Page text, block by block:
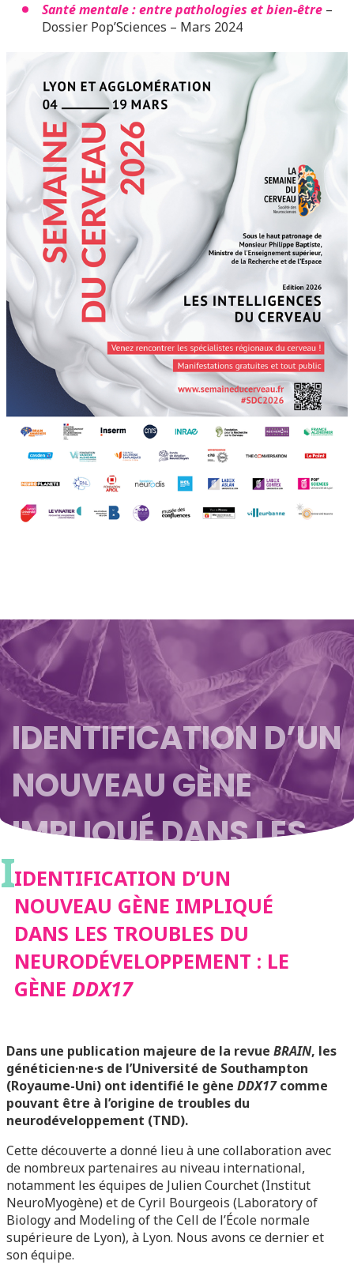
Santé mentale : entre pathologies et bien-être –
Dossier Pop’Sciences – Mars 2024
IDENTIFICATION D’UN
NOUVEAU GÈNE
IMPLIQUÉ DANS LES
TROUBLES DU
LE GÈNEDDX17
IIDENTIFICATION D’UN
NOUVEAU GÈNE IMPLIQUÉ
DANS LES TROUBLES DU
NEURODÉVELOPPEMENT : LE
GÈNE DDX17
Dans une publication majeure de la revue BRAIN, les
généticien·ne·s de l’Université de Southampton
(Royaume-Uni) ont identifié le gène DDX17 comme
pouvant être à l’origine de troubles du
neurodéveloppement (TND).
Cette découverte a donné lieu à une collaboration avec
de nombreux partenaires au niveau international,
notamment les équipes de Julien Courchet (Institut
NeuroMyogène) et de Cyril Bourgeois (Laboratory of
Biology and Modeling of the Cell de l’École normale
supérieure de Lyon), à Lyon. Nous avons ce dernier et
son équipe.